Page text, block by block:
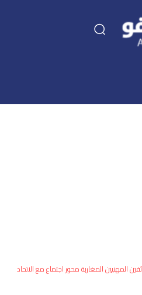
اقتصاد
العالم
المهنيين المغاربة محور اجتماع مع الاتحاد